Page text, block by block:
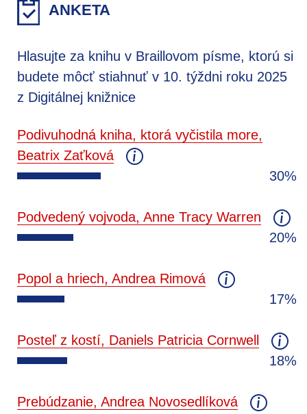
ANKETA
Hlasujte za knihu v Braillovom písme, ktorú si
budete môcť stiahnuť v 10. týždni roku 2025
z Digitálnej knižnice
Podivuhodná kniha, ktorá vyčistila more,
Beatrix Zaťková
30%
Podvedený vojvoda, Anne Tracy Warren
20%
Popol a hriech, Andrea Rimová
17%
Posteľ z kostí, Daniels Patricia Cornwell
18%
Prebúdzanie, Andrea Novosedlíková